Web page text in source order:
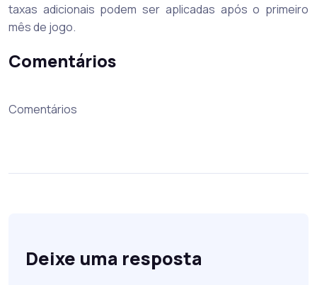
taxas adicionais podem ser aplicadas após o primeiro
mês de jogo.
Comentários
Comentários
Deixe uma resposta